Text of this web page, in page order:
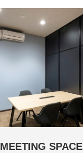
MEETING SPACE